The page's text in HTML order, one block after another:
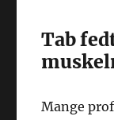
Tab
Mange